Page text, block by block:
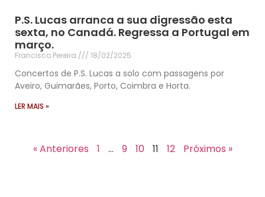
P.S. Lucas arranca a sua digressão esta
sexta, no Canadá. Regressa a Portugal em
março.
Francisco Pereira 18/02/2025
Concertos de P.S. Lucas a solo com passagens por
Aveiro, Guimarães, Porto, Coimbra e Horta.
LER MAIS »
« Anteriores 1 … 9 10 11 12 Próximos »